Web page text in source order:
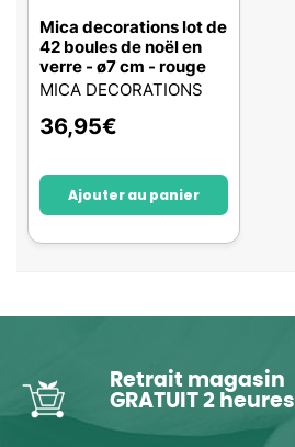
Mica decorations lot de
42 boules de noël en
verre - ø7 cm - rouge
MICA DECORATIONS
36,95€
Ajouter au panier
Retrait magasin
GRATUIT 2 heures